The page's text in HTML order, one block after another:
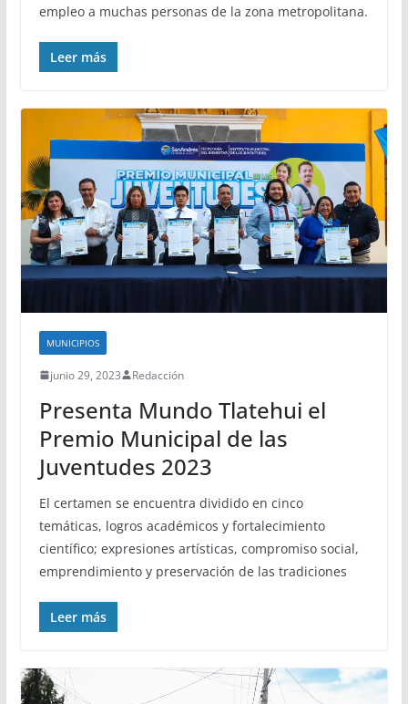
empleo a muchas personas de la zona metropolitana.
Leer más
MUNICIPIOS
junio 29, 2023 Redacción
Presenta Mundo Tlatehui el
Premio Municipal de las
Juventudes 2023
El certamen se encuentra dividido en cinco
temáticas, logros académicos y fortalecimiento
científico; expresiones artísticas, compromiso social,
emprendimiento y preservación de las tradiciones
Leer más